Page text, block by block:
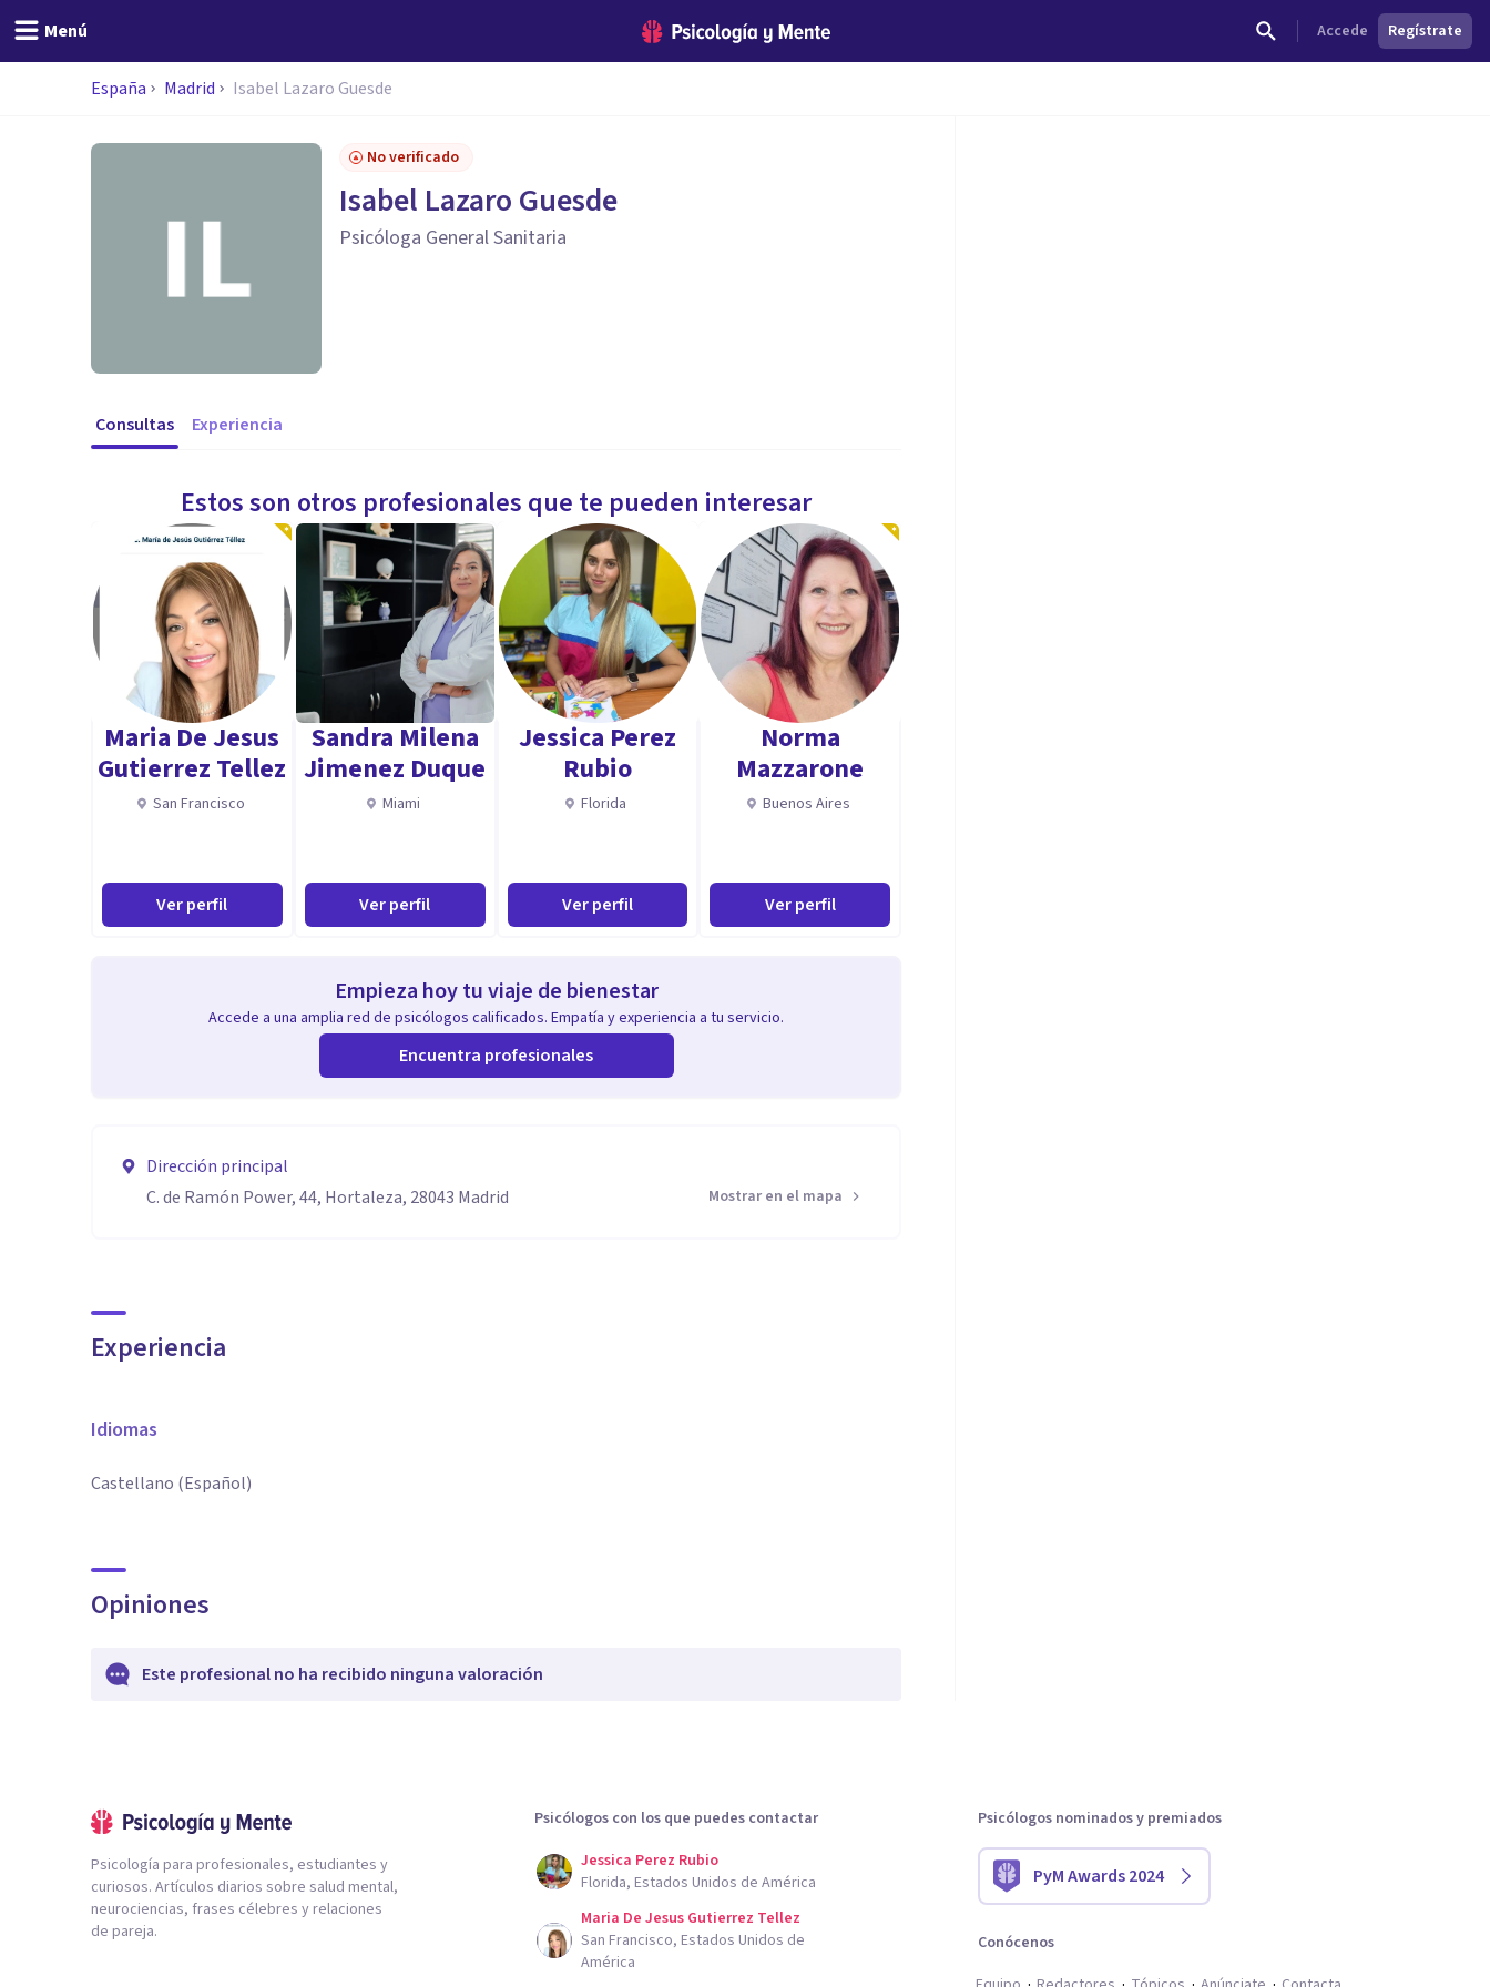
Menú Accede Regístrate
España Madrid Isabel Lazaro Guesde
No verificado
Isabel Lazaro Guesde
Psicóloga General Sanitaria
Consultas Experiencia
Estos son otros profesionales que te pueden interesar
Maria De Jesus
Gutierrez Tellez
San Francisco
Ver perfil
Sandra Milena
Jimenez Duque
Miami
Ver perfil
Jessica Perez
Rubio
Florida
Ver perfil
Norma
Mazzarone
Buenos Aires
Ver perfil
Empieza hoy tu viaje de bienestar
Accede a una amplia red de psicólogos calificados. Empatía y experiencia a tu servicio.
Encuentra profesionales
Dirección principal
C. de Ramón Power, 44, Hortaleza, 28043 Madrid
Mostrar en el mapa
Experiencia
Idiomas
Castellano (Español)
Opiniones
Este profesional no ha recibido ninguna valoración
Psicología para profesionales, estudiantes y
curiosos. Artículos diarios sobre salud mental,
neurociencias, frases célebres y relaciones
de pareja.
Psicólogos con los que puedes contactar
Jessica Perez Rubio
Florida, Estados Unidos de América
Maria De Jesus Gutierrez Tellez
San Francisco, Estados Unidos de
América
Psicólogos nominados y premiados
PyM Awards 2024
Conócenos